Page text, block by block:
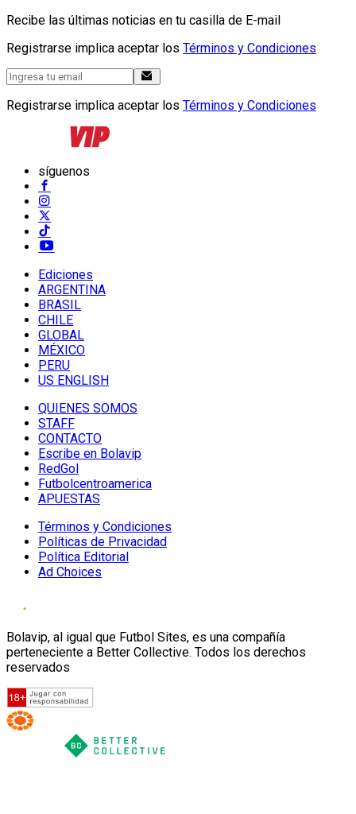
Recibe las últimas noticias en tu casilla de E-mail
Registrarse implica aceptar los Términos y Condiciones
Registrarse implica aceptar los Términos y Condiciones
síguenos
Ediciones
ARGENTINA
BRASIL
CHILE
GLOBAL
MÉXICO
PERU
US ENGLISH
QUIENES SOMOS
STAFF
CONTACTO
Escribe en Bolavip
RedGol
Futbolcentroamerica
APUESTAS
Términos y Condiciones
Políticas de Privacidad
Política Editorial
Ad Choices
Bolavip, al igual que Futbol Sites, es una compañía
perteneciente a Better Collective. Todos los derechos
reservados